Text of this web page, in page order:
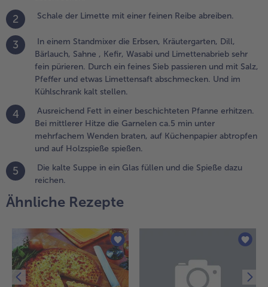
Bei
die
ca.5
auf
die
2 Schale der Limette mit einer feinen Reibe abreiben.
3
In einem Standmixer die Erbsen, Kräutergarten, Dill,
Bärlauch, Sahne , Kefir, Wasabi und Limettenabrieb sehr
fein pürieren. Durch ein feines Sieb passieren und mit Salz,
Pfeffer und etwas Limettensaft abschmecken. Und im
Kühlschrank kalt stellen.
4
Ausreichend Fett in einer beschichteten Pfanne erhitzen.
Bei mittlerer Hitze die Garnelen ca.5 min unter
mehrfachem Wenden braten, auf Küchenpapier abtropfen
und auf Holzspieße spießen.
5
Die kalte Suppe in ein Glas füllen und die Spieße dazu
reichen.
Ähnliche Rezepte